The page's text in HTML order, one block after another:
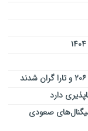
دارد
صعودی